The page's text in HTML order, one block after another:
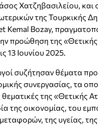
Χατζηβασιλείου, και
της Τουρκικής
Kemal Bozay,
προώθηση της
13 Ιουνίου 2025.
συζήτησαν θέματα
συνεργασίας, τα
της «Θετικής
της οικονομίας, του
της υγείας,